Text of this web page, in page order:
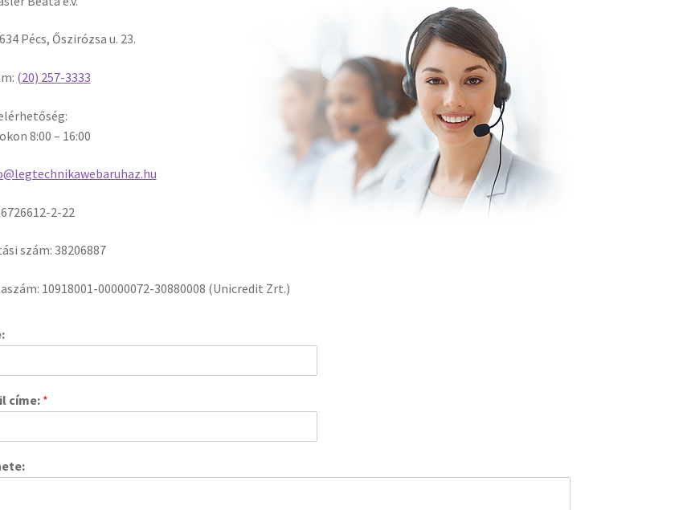
Pécs, Őszirózsa u. 23.
(20) 257-3333
8:00 – 16:00
2-22
szám: 38206887
10918001-00000072-30880008 (Unicredit Zrt.)
címe:*